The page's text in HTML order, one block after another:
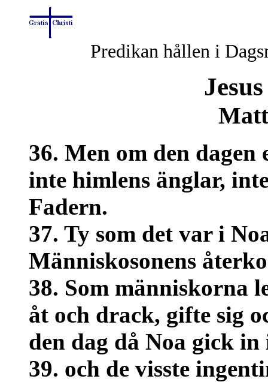
Predikan hållen i
36. Men om den
inte himlens änglar,
Fadern.
37. Ty som det var i
Människosonens
38. Som människorna
åt och drack, gifte sig
den dag då Noa gick
39. och de visste